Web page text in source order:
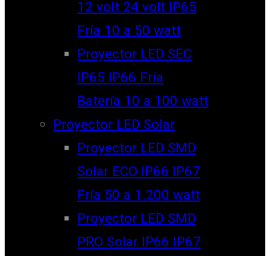
12 volt 24 volt IP65
Fría 10 a 50 watt
Proyector LED SEC
IP65 IP66 Fría
Batería 10 a 100 watt
Proyector LED Solar
Proyector LED SMD
Solar ECO IP66 IP67
Fría 50 a 1.200 watt
Proyector LED SMD
PRO Solar IP66 IP67